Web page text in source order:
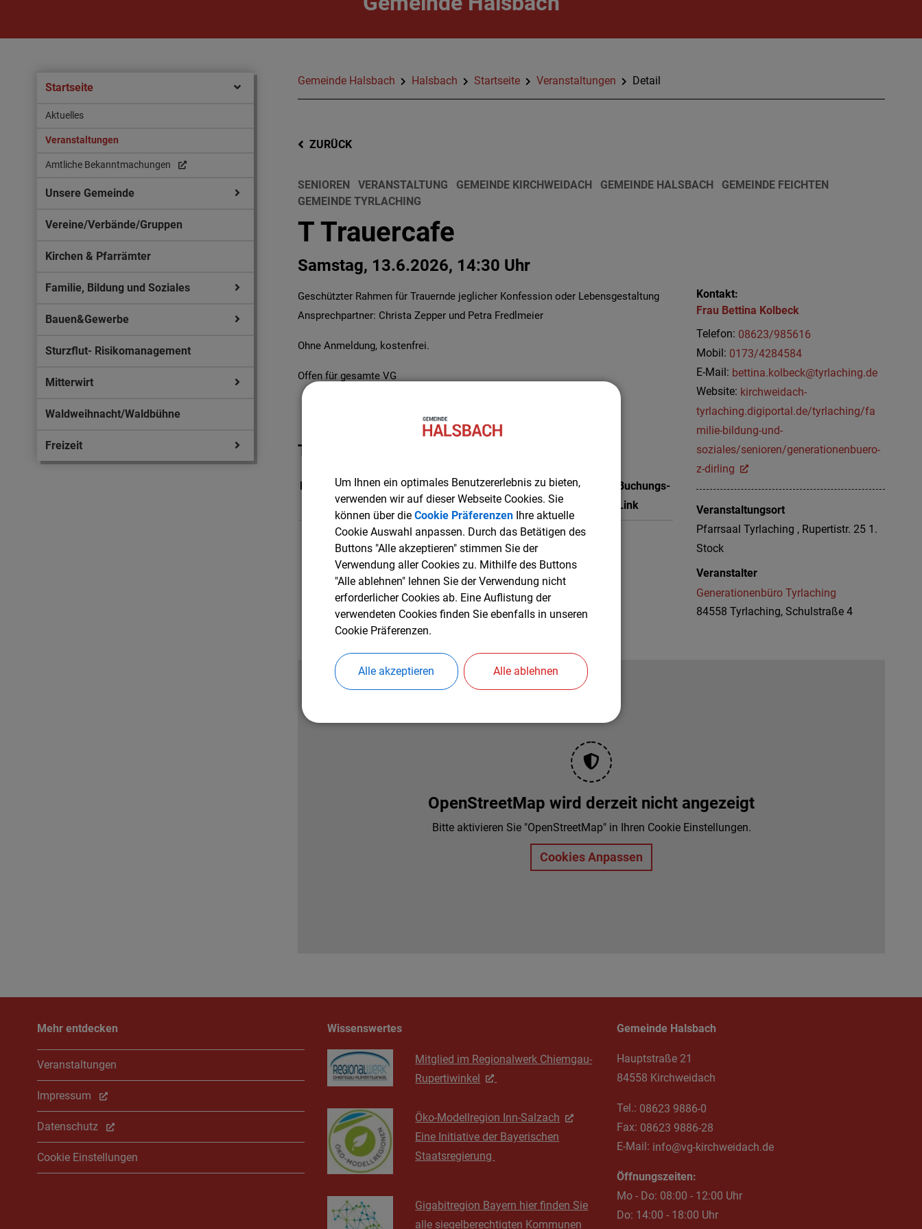
Startseite
Aktuelles
Veranstaltungen
Amtliche Bekanntmachungen
Unsere Gemeinde
Vereine/Verbände/Gruppen
Kirchen & Pfarrämter
Familie, Bildung und Soziales
Bauen&Gewerbe
Sturzflut- Risikomanagement
Mitterwirt
Waldweihnacht/Waldbühne
Freizeit
Gemeinde Halsbach Halsbach Startseite Veranstaltungen Detail
ZURÜCK
SENIOREN VERANSTALTUNG GEMEINDE KIRCHWEIDACH GEMEINDE HALSBACH
GEMEINDE FEICHTEN
GEMEINDE TYRLACHING
T Trauercafe
Samstag, 13.6.2026, 14:30 Uhr
Geschützter Rahmen für Trauernde jeglicher Konfession oder Lebensgestaltung
Ansprechpartner: Christa Zepper und Petra Fredlmeier
Ohne Anmeldung, kostenfrei.
Offen für gesamte VG
Termine
Uhrzeit
Buchungs-
Link
Kontakt:
Frau Bettina Kolbeck
Telefon: 08623/985616
Mobil: 0173/4284584
E-Mail: bettina.kolbeck@tyrlaching.de
Website: kirchweidach-
tyrlaching.digiportal.de/tyrlaching/fa
milie-bildung-und-
soziales/senioren/generationenbuero-
z-dirling
Veranstaltungsort
Pfarrsaal Tyrlaching , Rupertistr. 25 1.
Stock
Veranstalter
Generationenbüro Tyrlaching
84558 Tyrlaching, Schulstraße 4
OpenStreetMap wird derzeit nicht angezeigt
Bitte aktivieren Sie "OpenStreetMap" in Ihren Cookie Einstellungen.
Cookies Anpassen
Mehr entdecken
Veranstaltungen
Impressum
Datenschutz
Cookie Einstellungen
Wissenswertes
Mitglied im Regionalwerk Chiemgau-
Rupertiwinkel
Öko-Modellregion Inn-Salzach
Eine Initiative der Bayerischen
Staatsregierung
Gigabitregion Bayern hier finden Sie
alle siegelberechtigten Kommunen
Gemeinde Halsbach
Hauptstraße 21
84558 Kirchweidach
Tel.: 08623 9886-0
Fax: 08623 9886-28
E-Mail: info@vg-kirchweidach.de
Öffnungszeiten:
Mo - Do: 08:00 - 12:00 Uhr
Do: 14:00 - 18:00 Uhr
Um Ihnen ein optimales Benutzererlebnis zu bieten,
verwenden wir auf dieser Webseite Cookies. Sie
können über die Cookie PräferenzenIhre aktuelle
Cookie Auswahl anpassen. Durch das Betätigen des
Buttons "Alle akzeptieren" stimmen Sie der
Verwendung aller Cookies zu. Mithilfe des Buttons
"Alle ablehnen" lehnen Sie der Verwendung nicht
erforderlicher Cookies ab. Eine Auflistung der
verwendeten Cookies finden Sie ebenfalls in unseren
Cookie Präferenzen.
Alle akzeptieren Alle ablehnen